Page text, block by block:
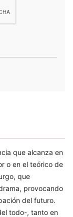
que alcanza en
o en el teórico de
que
provocando
del futuro.
todo-, tanto en